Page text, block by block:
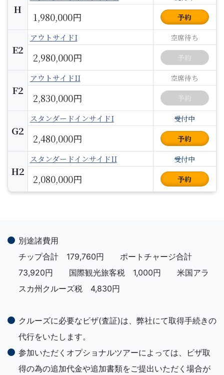
H
1,980,000円 予約
E2
アウトサイドI 空席待ち
2,980,000円
F2
アウトサイドII 空席待ち
2,830,000円
G2
スタンダードインサイドI 受付中
2,480,000円 予約
H2
スタンダードインサイドII 受付中
2,080,000円 予約
別途諸費用
チップ合計 179,760円 ポートチャージ合計
73,920円 国際観光旅客税 1,000円 米国アラ
スカ州クルーズ税 4,830円
クルーズに必要なビザ(査証)は、弊社にて取得手続きの
代行をいたします。
参加いただくオプショナルツアーによっては、ビザ取
得の為の追加代金や追加書類をご提出いただく場合が